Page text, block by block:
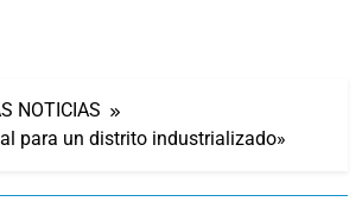
NOTICIAS
para un distrito industrializado»